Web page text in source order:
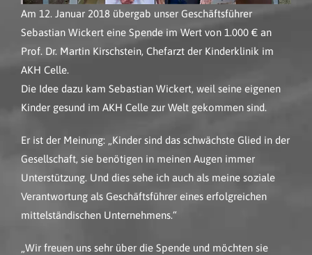
Am 12. Januar 2018 übergab unser Geschäftsführer
Sebastian Wickert eine Spende im Wert von 1.000 € an
Prof. Dr. Martin Kirschstein, Chefarzt der Kinderklinik im
AKH Celle.
Die Idee dazu kam Sebastian Wickert, weil seine eigenen
Kinder gesund im AKH Celle zur Welt gekommen sind.
Er ist der Meinung: „Kinder sind das schwächste Glied in der
Gesellschaft, sie benötigen in meinen Augen immer
Unterstützung. Und dies sehe ich auch als meine soziale
Verantwortung als Geschäftsführer eines erfolgreichen
mittelständischen Unternehmens.“
„Wir freuen uns sehr über die Spende und möchten sie